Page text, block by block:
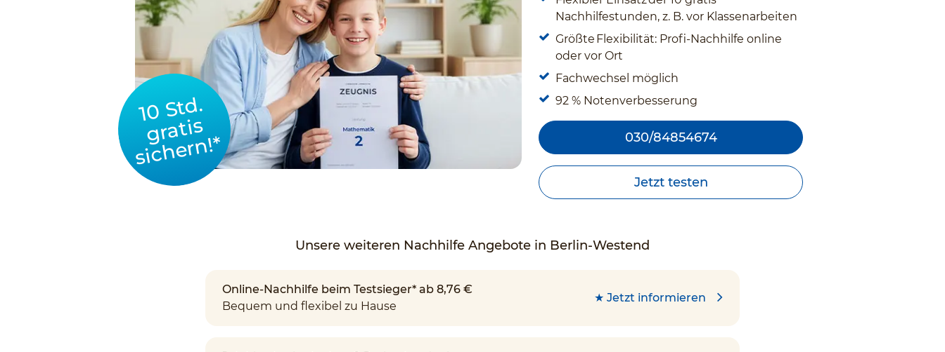
10 Std.
gratis
sichern!*
Nachhilfestunden, z. B. vor Klassenarbeiten
Größte Flexibilität: Profi-Nachhilfe online
oder vor Ort
Fachwechsel möglich
92 % Notenverbesserung
030/84854674
Jetzt testen
Unsere weiteren Nachhilfe Angebote in Berlin-Westend
Online-Nachhilfe beim Testsieger* ab 8,76 €
Bequem und flexibel zu Hause
★ Jetzt informieren